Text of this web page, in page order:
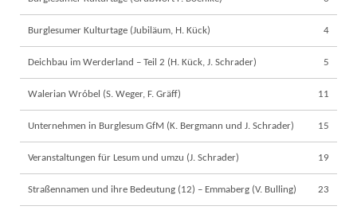
Burglesumer Kulturtage (Jubiläum, H. Kück) 4
Deichbau im Werderland – Teil 2 (H. Kück, J. Schrader) 5
Walerian Wróbel (S. Weger, F. Gräff) 11
Unternehmen in Burglesum GfM (K. Bergmann und J. Schrader) 15
Veranstaltungen für Lesum und umzu (J. Schrader) 19
Straßennamen und ihre Bedeutung (12) – Emmaberg (V. Bulling) 23